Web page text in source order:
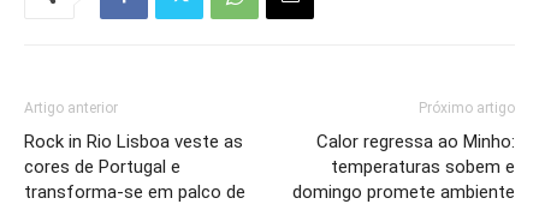
Artigo anterior
Rock in Rio Lisboa veste as
cores de Portugal e
transforma-se em palco de
Próximo artigo
Calor regressa ao Minho:
temperaturas sobem e
domingo promete ambiente